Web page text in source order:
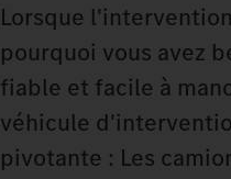
Lorsque
pourquoi vous avez
fiable et facile à
véhicule
pivotante : Les